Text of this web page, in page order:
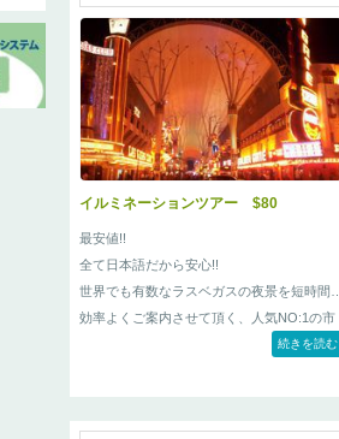
イルミネーションツアー $80
最安値!!
全て日本語だから安心!!
世界でも有数なラスベガスの夜景を短時間で
効率よくご案内させて頂く、人気NO:1の市
続きを読む